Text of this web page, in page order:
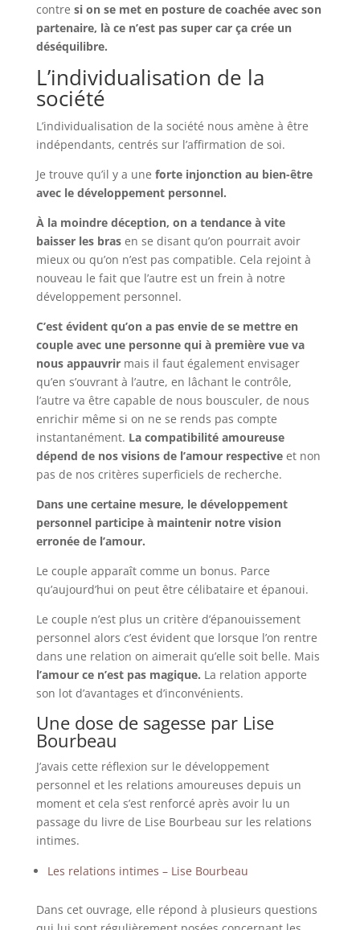
contre si on se met en posture de coachée avec son
partenaire, là ce n’est pas super car ça crée un
déséquilibre.
L’individualisation de la
société
L’individualisation de la société nous amène à être
indépendants, centrés sur l’affirmation de soi.
Je trouve qu’il y a une forte injonction au bien-être
avec le développement personnel.
À la moindre déception, on a tendance à vite
baisser les brasen se disant qu’on pourrait avoir
mieux ou qu’on n’est pas compatible. Cela rejoint à
nouveau le fait que l’autre est un frein à notre
développement personnel.
C’est évident qu’on a pas envie de se mettre en
couple avec une personne qui à première vue va
nous appauvrirmais il faut également envisager
qu’en s’ouvrant à l’autre, en lâchant le contrôle,
l’autre va être capable de nous bousculer, de nous
enrichir même si on ne se rends pas compte
instantanément. La compatibilité amoureuse
dépend de nos visions de l’amour respectiveet non
pas de nos critères superficiels de recherche.
Dans une certaine mesure, le développement
personnel participe à maintenir notre vision
erronée de l’amour.
Le couple apparaît comme un bonus. Parce
qu’aujourd’hui on peut être célibataire et épanoui.
Le couple n’est plus un critère d’épanouissement
personnel alors c’est évident que lorsque l’on rentre
dans une relation on aimerait qu’elle soit belle. Mais
l’amour ce n’est pas magique. La relation apporte
son lot d’avantages et d’inconvénients.
Une dose de sagesse par Lise
Bourbeau
J’avais cette réflexion sur le développement
personnel et les relations amoureuses depuis un
moment et cela s’est renforcé après avoir lu un
passage du livre de Lise Bourbeau sur les relations
intimes.
Les relations intimes – Lise Bourbeau
Dans cet ouvrage, elle répond à plusieurs questions